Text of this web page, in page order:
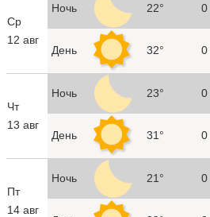
Ср
12 авг
Ночь 22° 0
День 32° 0
Чт
13 авг
Ночь 23° 0
День 31° 0
Пт
14 авг
Ночь 21° 0